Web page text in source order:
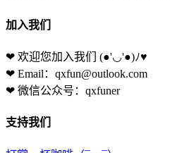
加入我们
❤ 欢迎您加入我们 (●'◡'●)ﾉ♥
❤ Email：qxfun@outlook.com
❤ 微信公众号：qxfuner
支持我们